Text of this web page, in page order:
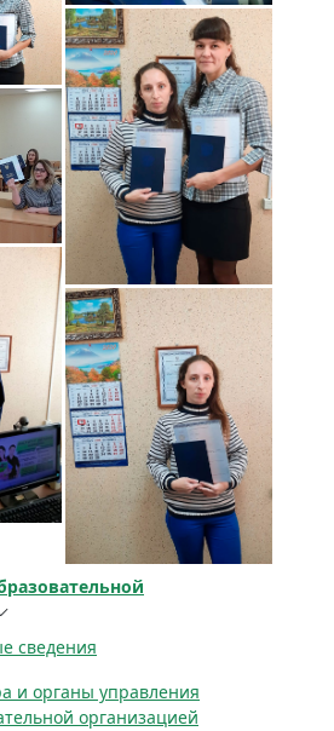
сведения
и органы управления
организацией